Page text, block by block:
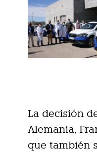
La decisión
Alemania,
que también